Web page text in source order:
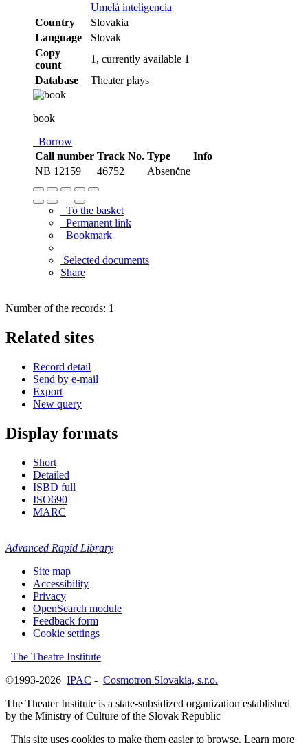
Umelá inteligencia
Country
Slovakia
Language
Slovak
Copy
count
1, currently available 1
Database
Theater plays
book
Borrow
Call number Track No. Type
Info
NB 12159
46752 Absenčne
To the basket
Permanent link
Bookmark
Selected documents
Share
Number of the records: 1
Related sites
Record detail
Send by e-mail
Export
New query
Display formats
Short
Detailed
ISBD full
ISO690
MARC
Advanced Rapid Library
Site map
Accessibility
Privacy
OpenSearch module
Feedback form
Cookie settings
The Theatre Institute
©1993-2026 IPAC - Cosmotron Slovakia, s.r.o.
The Theater Institute is a state-subsidized organization established
by the Ministry of Culture of the Slovak Republic
This site uses cookies to make them easier to browse. Learn more